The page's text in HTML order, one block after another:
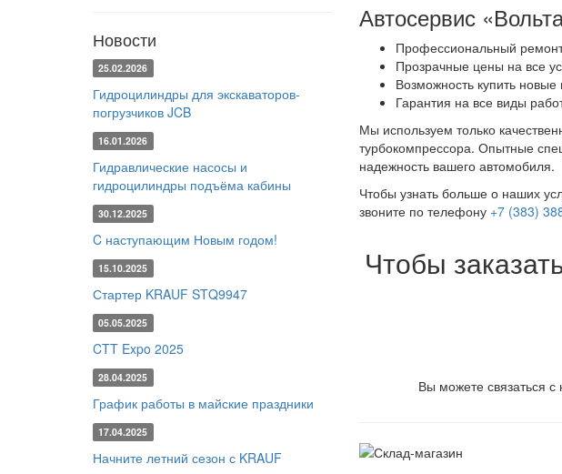
Новости
25.02.2026
Гидроцилиндры для экскаваторов-
погрузчиков JCB
16.01.2026
Гидравлические насосы и
гидроцилиндры подъёма кабины
30.12.2025
C наступающим Новым годом!
15.10.2025
Стартер KRAUF STQ9947
05.05.2025
CTT Expo 2025
28.04.2025
График работы в майские праздники
17.04.2025
Начните летний сезон с KRAUF
Автосервис
Профессиональный
Прозрачные цены на все
Возможность купить
Гарантия на все виды
Мы используем только
турбокомпрессора. Опытные
надежность вашего автомобиля.
Чтобы узнать больше о наших
звоните по телефону +7 (383)
Чтобы
Вы можете связаться